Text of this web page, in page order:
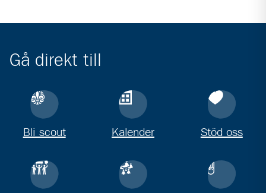
Gå direkt till
Bli scout Kalender Stöd oss